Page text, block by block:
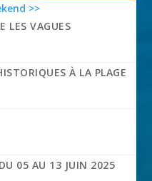
>>
LES VAGUES
À LA PLAGE
05 AU 13 JUIN 2025